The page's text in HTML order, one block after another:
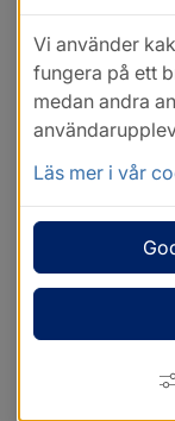
Vi använder
fungera på ett
medan andra
Läs mer i vår